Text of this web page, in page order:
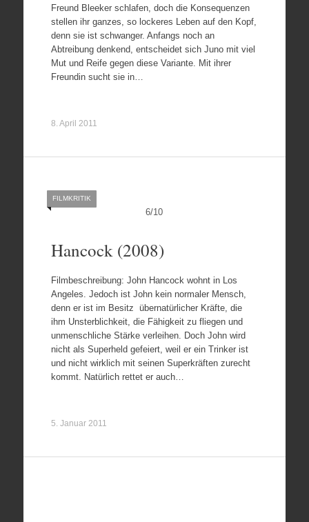
Freund Bleeker schlafen, doch die Konsequenzen
stellen ihr ganzes, so lockeres Leben auf den Kopf,
denn sie ist schwanger. Anfangs noch an
Abtreibung denkend, entscheidet sich Juno mit viel
Mut und Reife gegen diese Variante. Mit ihrer
Freundin sucht sie in…
8. April 2011
6/10
FILMKRITIK
Hancock (2008)
Filmbeschreibung: John Hancock wohnt in Los
Angeles. Jedoch ist John kein normaler Mensch,
denn er ist im Besitz übernatürlicher Kräfte, die
ihm Unsterblichkeit, die Fähigkeit zu fliegen und
unmenschliche Stärke verleihen. Doch John wird
nicht als Superheld gefeiert, weil er ein Trinker ist
und nicht wirklich mit seinen Superkräften zurecht
kommt. Natürlich rettet er auch…
5. Januar 2011